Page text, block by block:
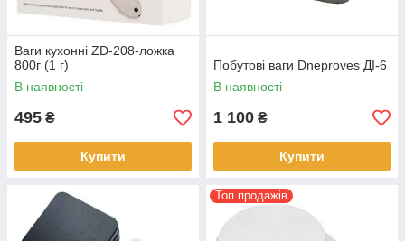
Ваги кухонні ZD-208-ложка
800г (1 г)
В наявності
495 ₴
Купити
Побутові ваги Dneproves ДІ-6
В наявності
1 100 ₴
Купити
Топ продажів